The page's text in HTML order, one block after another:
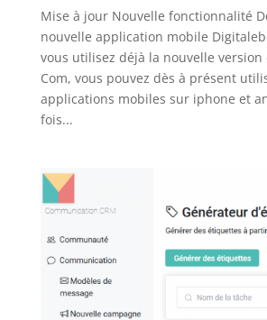
Mise à jour Nouvelle fonctionnalité
nouvelle application mobile
vous utilisez déjà la nouvelle version
Com, vous pouvez dès à présent
applications mobiles sur iphone et
fois...